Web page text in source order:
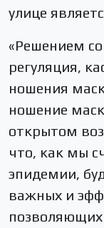
улице
«Решением
регуляция,
ношения
ношение
открытом
что, как мы
эпидемии,
важных и